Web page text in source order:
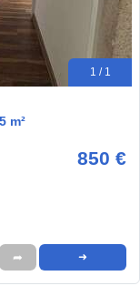
1 / 1
m²
850 €
➦ ➜